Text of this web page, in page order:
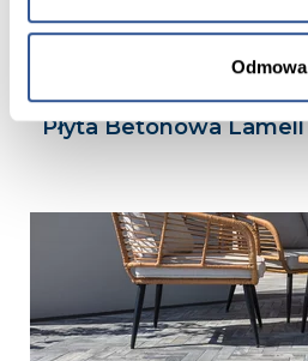
Odmowa
Płyta Betonowa Lamell